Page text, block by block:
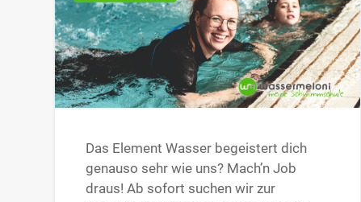
Das Element Wasser begeistert dich
genauso sehr wie uns? Mach’n Job
draus! Ab sofort suchen wir zur